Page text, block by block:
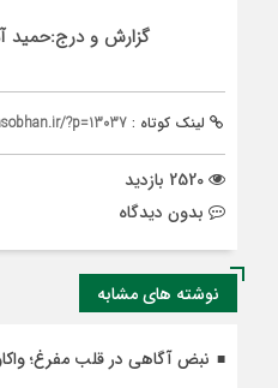
گزارش و
لینک کوتاه : ?p=13037
بدون دیدگاه
نوشته های مشابه
نبض آگاهی در قلب مفرغ؛